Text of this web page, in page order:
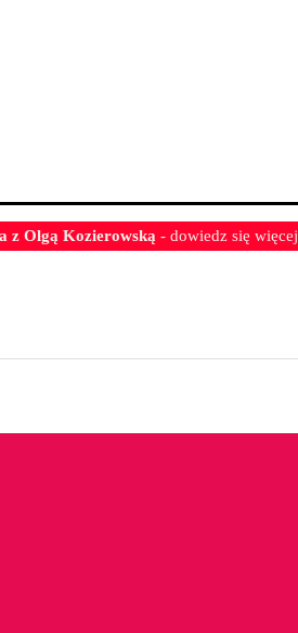
z Olgą Kozierowską - dowiedz się więcej